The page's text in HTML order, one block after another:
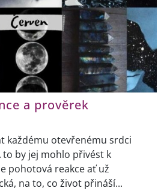
a prověrek
každému otevřenému srdci
to by jej mohlo přivést k
pohotová reakce ať už
na to, co život přináší...